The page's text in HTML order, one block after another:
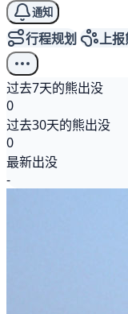
通知
行程规划 上
过去7天的熊出没
0
过去30天的熊出没
0
最新出没
-